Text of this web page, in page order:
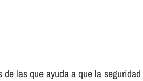
de las que ayuda a que la